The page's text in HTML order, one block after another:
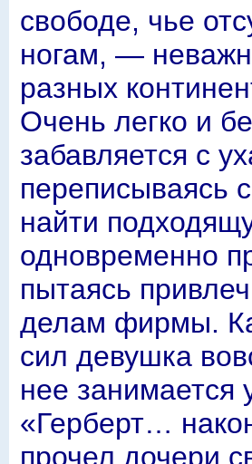
свободе, чье
ногам, —
разных
Очень легко и
забавляется с
переписываясь
найти
одновременно
пытаясь
делам фирмы.
сил девушка
нее занимается
«Герберт…
прочел дочери